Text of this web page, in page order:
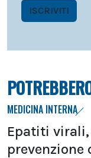
ISCRIVITI
MEDICINA INTERNA
Epatiti
prevenzione